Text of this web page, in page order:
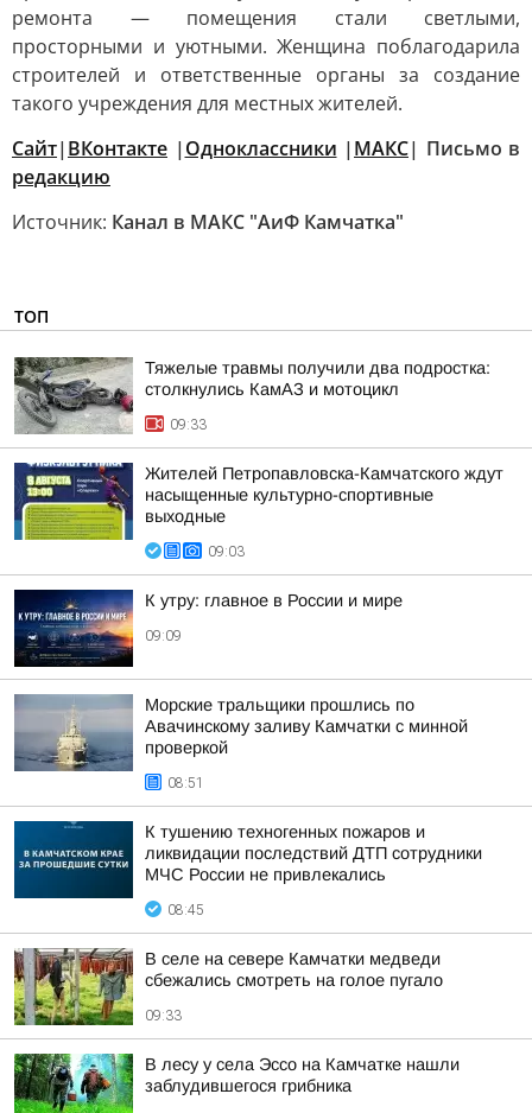
ремонта — помещения стали светлыми,
просторными и уютными. Женщина поблагодарила
строителей и ответственные органы за создание
такого учреждения для местных жителей.
Сайт| ВКонтакте | Одноклассники | MАКС| Письмо в
редакцию
Источник: Канал в МАКС "АиФ Камчатка"
ТОП
Тяжелые травмы получили два подростка:
столкнулись КамАЗ и мотоцикл
09:33
Жителей Петропавловска-Камчатского ждут
насыщенные культурно-спортивные
выходные
09:03
К утру: главное в России и мире
09:09
Морские тральщики прошлись по
Авачинскому заливу Камчатки с минной
проверкой
08:51
К тушению техногенных пожаров и
ликвидации последствий ДТП сотрудники
МЧС России не привлекались
08:45
В селе на севере Камчатки медведи
сбежались смотреть на голое пугало
09:33
В лесу у села Эссо на Камчатке нашли
заблудившегося грибника